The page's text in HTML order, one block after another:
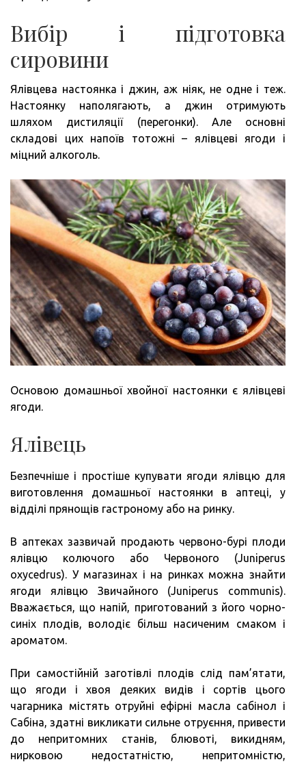
Вибір і підготовка
сировини
Ялівцева настоянка і джин, аж ніяк, не одне і теж.
Настоянку наполягають, а джин отримують
шляхом дистиляції (перегонки). Але основні
складові цих напоїв тотожні – ялівцеві ягоди і
міцний алкоголь.
Основою домашньої хвойної настоянки є ялівцеві
ягоди.
Ялівець
Безпечніше і простіше купувати ягоди ялівцю для
виготовлення домашньої настоянки в аптеці, у
відділі прянощів гастроному або на ринку.
В аптеках зазвичай продають червоно-бурі плоди
ялівцю колючого або Червоного (Juniperus
oxycedrus). У магазинах і на ринках можна знайти
ягоди ялівцю Звичайного (Juniperus communis).
Вважається, що напій, приготований з його чорно-
синіх плодів, володіє більш насиченим смаком і
ароматом.
При самостійній заготівлі плодів слід пам’ятати,
що ягоди і хвоя деяких видів і сортів цього
чагарника містять отруйні ефірні масла сабінол і
Сабіна, здатні викликати сильне отруєння, привести
до непритомних станів, блювоті, викидням,
нирковою недостатністю, непритомністю,